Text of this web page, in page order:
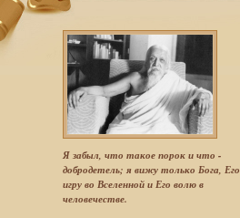
Я забыл, что такое порок и что -
добродетель; я вижу только Бога, Его
игру во Вселенной и Его волю в
человечестве.